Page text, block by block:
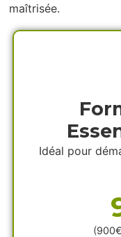
maîtrisée.
Idéal pour